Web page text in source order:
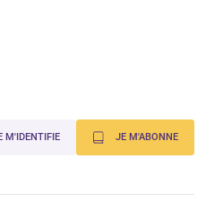
M'IDENTIFIE JE M'ABONNE